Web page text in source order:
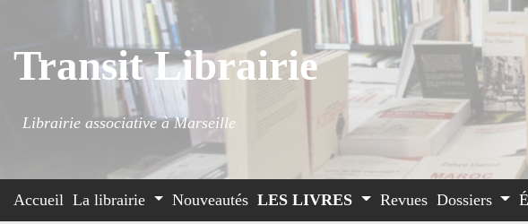
Transit Librairie
Librairie associative à Marseille
Accueil La librairie Nouveautés LES LIVRES Revues Dossiers